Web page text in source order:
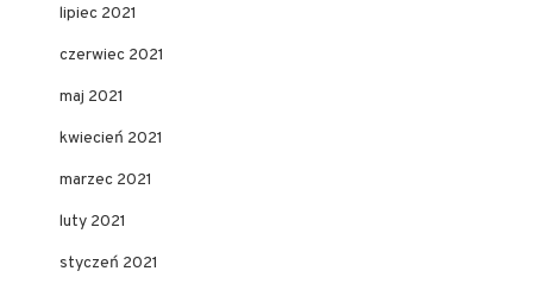
lipiec 2021
czerwiec 2021
maj 2021
kwiecień 2021
marzec 2021
luty 2021
styczeń 2021